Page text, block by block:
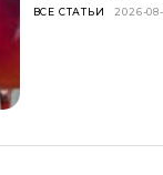
ВСЕ СТАТЬИ 2026-